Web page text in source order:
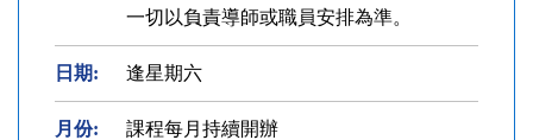
一切以負責導師或職員安排為準。
日期: 逢星期六
月份: 課程每月持續開辦